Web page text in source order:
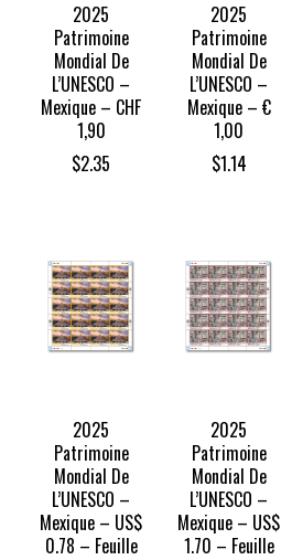
2025
Patrimoine
Mondial De
L’UNESCO –
Mexique – CHF
1,90
$2.35
2025
Patrimoine
Mondial De
L’UNESCO –
Mexique – €
1,00
$1.14
2025
Patrimoine
Mondial De
L’UNESCO –
Mexique – US$
0.78 – Feuille
2025
Patrimoine
Mondial De
L’UNESCO –
Mexique – US$
1.70 – Feuille